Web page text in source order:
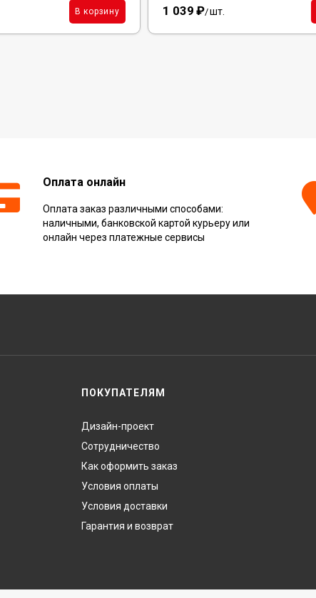
В корзину 1 039 ₽/шт.
Оплата онлайн
Оплата заказ различными способами:
наличными, банковской картой курьеру или
онлайн через платежные сервисы
ПОКУПАТЕЛЯМ
Дизайн-проект
Сотрудничество
Как оформить заказ
Условия оплаты
Условия доставки
Гарантия и возврат